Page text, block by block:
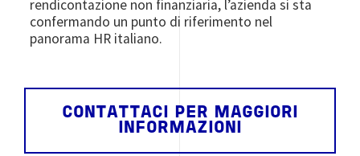
rendicontazione non finanziaria, l’azienda si sta
confermando un punto di riferimento nel
panorama HR italiano.
CONTATTACI PER MAGGIORI
INFORMAZIONI